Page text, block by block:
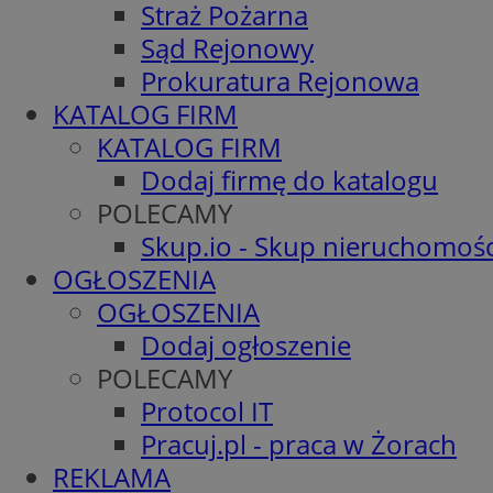
Straż Pożarna
Sąd Rejonowy
Prokuratura Rejonowa
KATALOG FIRM
KATALOG FIRM
Dodaj firmę do katalogu
POLECAMY
Skup.io - Skup
OGŁOSZENIA
OGŁOSZENIA
Dodaj ogłoszenie
POLECAMY
Protocol IT
Pracuj.pl - praca w Żorach
REKLAMA